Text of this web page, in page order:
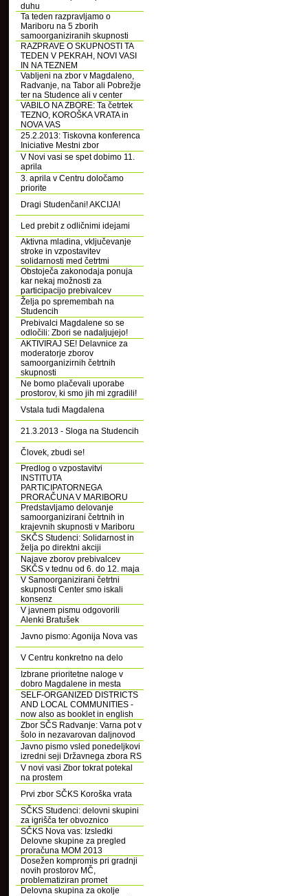
duhu
Ta teden razpravljamo o
Mariboru na 5 zborih
samoorganiziranih skupnosti
RAZPRAVE O SKUPNOSTI TA
TEDEN V PEKRAH, NOVI VASI
IN NA TEZNEM
Vabljeni na zbor v Magdaleno,
Radvanje, na Tabor ali Pobrežje
ter na Studence ali v center
VABILO NA ZBORE: Ta četrtek
TEZNO, KOROŠKA VRATA in
NOVA VAS
25.2.2013: Tiskovna konferenca
Iniciative Mestni zbor
V Novi vasi se spet dobimo 11.
aprila
3. aprila v Centru določamo
priorite
Dragi Studenčani! AKCIJA!
Led prebit z odličnimi idejami
Aktivna mladina, vključevanje
stroke in vzpostavitev
solidarnosti med četrtmi
Obstoječa zakonodaja ponuja
kar nekaj možnosti za
participacijo prebivalcev
Želja po spremembah na
Studencih
Prebivalci Magdalene so se
odločili: Zbori se nadaljujejo!
AKTIVIRAJ SE! Delavnice za
moderatorje zborov
samoorganizirnih četrtnih
skupnosti
Ne bomo plačevali uporabe
prostorov, ki smo jih mi zgradili!
Vstala tudi Magdalena
21.3.2013 - Sloga na Studencih
Človek, zbudi se!
Predlog o vzpostavitvi
INSTITUTA
PARTICIPATORNEGA
PRORAČUNA V MARIBORU
Predstavljamo delovanje
samoorganizirani četrtnih in
krajevnih skupnosti v Mariboru
SKČS Studenci: Solidarnost in
želja po direktni akciji
Najave zborov prebivalcev
SKČS v tednu od 6. do 12. maja
V Samoorganizirani četrtni
skupnosti Center smo iskali
konsenz
V javnem pismu odgovorili
Alenki Bratušek
Javno pismo: Agonija Nova vas
V Centru konkretno na delo
Izbrane prioritetne naloge v
dobro Magdalene in mesta
SELF-ORGANIZED DISTRICTS
AND LOCAL COMMUNITIES -
now also as booklet in english
Zbor SČS Radvanje: Varna pot v
šolo in nezavarovan daljnovod
Javno pismo vsled ponedeljkovi
izredni seji Državnega zbora RS
V novi vasi Zbor tokrat potekal
na prostem
Prvi zbor SČKS Koroška vrata
SČKS Studenci: delovni skupini
za igrišča ter obvoznico
SČKS Nova vas: Izsledki
Delovne skupine za pregled
proračuna MOM 2013
Dosežen kompromis pri gradnji
novih prostorov MČ,
problematiziran promet
Delovna skupina za okolje